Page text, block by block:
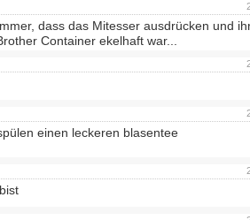
dass das Mitesser ausdrücken und
Container ekelhaft war...
einen leckeren blasentee